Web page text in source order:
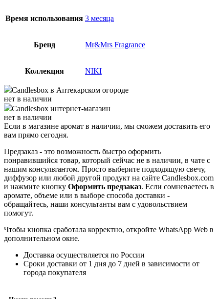
Время использования 3 месяца
Бренд Mr&Mrs Fragrance
Коллекция NIKI
Candlesbox в Аптекарском огороде
нет в наличии
Candlesbox интернет-магазин
нет в наличии
Если в магазине аромат в наличии, мы сможем доставить его
вам прямо сегодня.
Предзаказ - это возможность быстро оформить
понравившийся товар, который сейчас не в наличии, в чате с
нашим консультантом. Просто выберите подходящую свечу,
диффузор или любой другой продукт на сайте Candlesbox.com
и нажмите кнопку Оформить предзаказ. Если сомневаетесь в
аромате, объеме или в выборе способа доставки -
обращайтесь, наши консультанты вам с удовольствием
помогут.
Чтобы кнопка сработала корректно, откройте WhatsApp Web в
дополнительном окне.
Доставка осуществляется по России
Сроки доставки от 1 дня до 7 дней в зависимости от
города покупателя